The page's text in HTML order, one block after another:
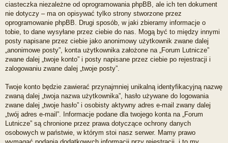
ciasteczka niezależne od oprogramowania phpBB, ale ich ten dokument
nie dotyczy – ma on opisywać tylko strony stworzone przez
oprogramowanie phpBB. Drugi sposób, w jaki zbieramy informacje o
tobie, to dane wysyłane przez ciebie do nas. Mogą być to między innymi
posty napisane przez ciebie jako anonimowy użytkownik zwane dalej
„anonimowe posty”, konta użytkownika założone na „Forum Lutnicze”
zwane dalej „twoje konto” i posty napisane przez ciebie po rejestracji i
zalogowaniu zwane dalej „twoje posty”.
Twoje konto będzie zawierać przynajmniej unikalną identyfikacyjną nazwę
zwaną dalej „twoja nazwa użytkownika”, hasło używane do logowania
zwane dalej „twoje hasło” i osobisty aktywny adres e-mail zwany dalej
„twój adres e-mail”. Informacje podane dla twojego konta na „Forum
Lutnicze” są chronione przez prawa dotyczące ochrony danych
osobowych w państwie, w którym stoi nasz serwer. Mamy prawo